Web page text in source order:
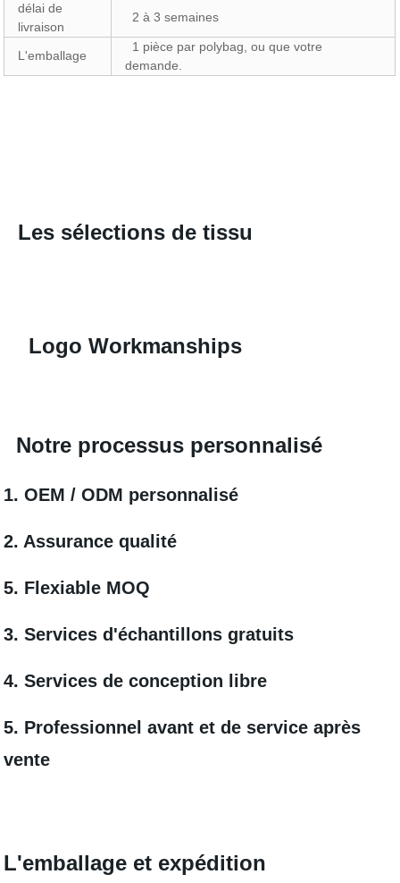
délai de
livraison
2 à 3 semaines
L'emballage
1 pièce par polybag, ou que votre
demande.
Les sélections de tissu
Logo Workmanships
Notre processus personnalisé
1. OEM / ODM personnalisé
2. Assurance qualité
5. Flexiable MOQ
3. Services d'échantillons gratuits
4. Services de conception libre
5. Professionnel avant et de service après
vente
L'emballage et expédition